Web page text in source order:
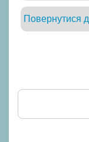
Повернутися